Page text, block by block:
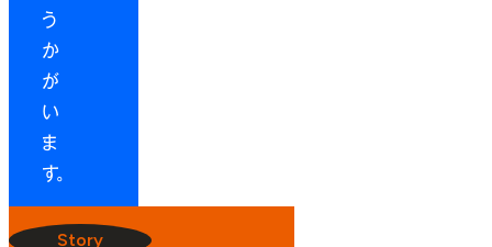
う
か
が
い
ま
す。
Story